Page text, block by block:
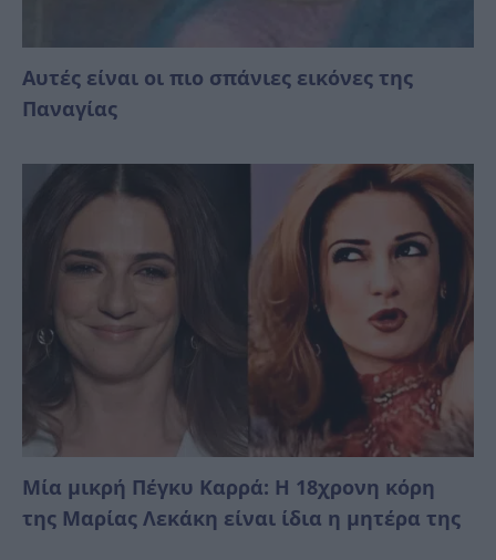
Αυτές είναι οι πιο σπάνιες εικόνες της
Παναγίας
Μία μικρή Πέγκυ Καρρά: Η 18χρονη κόρη
της Μαρίας Λεκάκη είναι ίδια η μητέρα της